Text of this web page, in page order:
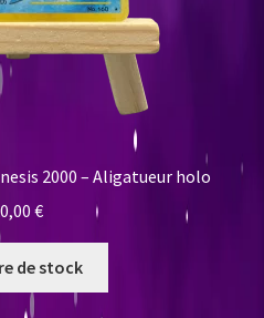
2000 – Aligatueur holo
€
de stock